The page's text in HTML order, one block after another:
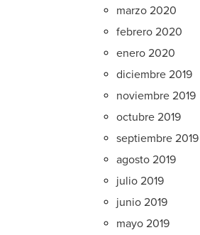
marzo 2020
febrero 2020
enero 2020
diciembre 2019
noviembre 2019
octubre 2019
septiembre 2019
agosto 2019
julio 2019
junio 2019
mayo 2019